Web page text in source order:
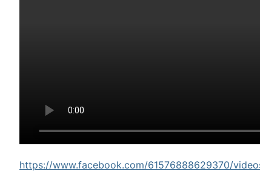
https://www.facebook.com/61576888629370/